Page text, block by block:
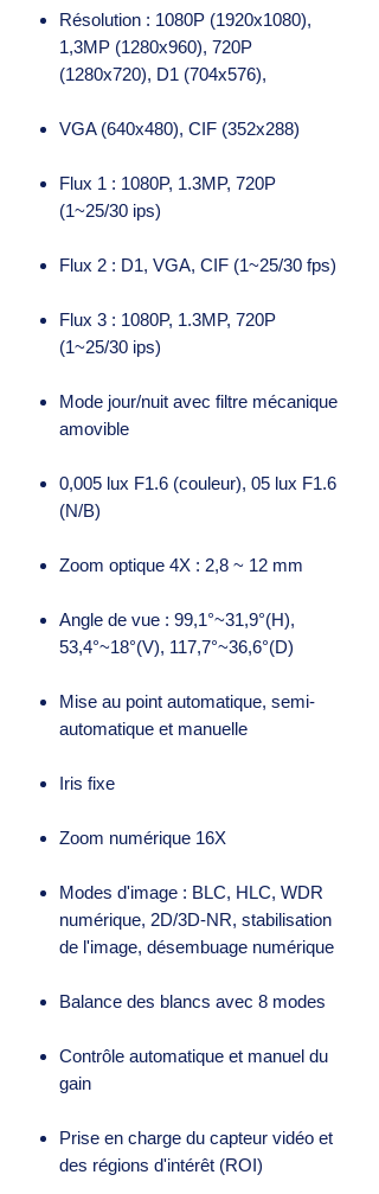
Résolution : 1080P (1920x1080),
1,3MP (1280x960), 720P
(1280x720), D1 (704x576),
VGA (640x480), CIF (352x288)
Flux 1 : 1080P, 1.3MP, 720P
(1~25/30 ips)
Flux 2 : D1, VGA, CIF (1~25/30 fps)
Flux 3 : 1080P, 1.3MP, 720P
(1~25/30 ips)
Mode jour/nuit avec filtre mécanique
amovible
0,005 lux F1.6 (couleur), 05 lux F1.6
(N/B)
Zoom optique 4X : 2,8 ~ 12 mm
Angle de vue : 99,1°~31,9°(H),
53,4°~18°(V), 117,7°~36,6°(D)
Mise au point automatique, semi-
automatique et manuelle
Iris fixe
Zoom numérique 16X
Modes d'image : BLC, HLC, WDR
numérique, 2D/3D-NR, stabilisation
de l'image, désembuage numérique
Balance des blancs avec 8 modes
Contrôle automatique et manuel du
gain
Prise en charge du capteur vidéo et
des régions d'intérêt (ROI)